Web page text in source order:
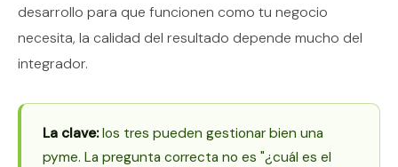
desarrollo para que funcionen como tu negocio
necesita, la calidad del resultado depende mucho del
integrador.
La clave:los tres pueden gestionar bien una
pyme. La pregunta correcta no es "¿cuál es el